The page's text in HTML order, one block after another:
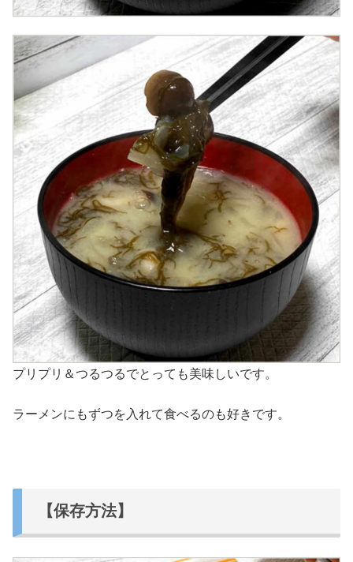
プリプリ＆つるつるでとっても美味しいです。
ラーメンにもずつを入れて食べるのも好きです。
【保存方法】